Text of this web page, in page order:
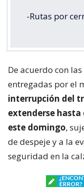
-Rutas por
De acuerdo con
entregadas por el
interrupción del
extenderse hasta
este domingo,
de despeje y a la
seguridad en la
ERROR?